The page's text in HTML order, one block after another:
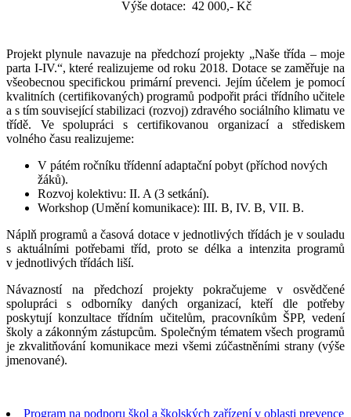
Výše dotace: 42 000,- Kč
Projekt plynule navazuje na předchozí projekty „Naše třída – moje
parta I-IV.“, které realizujeme od roku 2018. Dotace se zaměřuje na
všeobecnou specifickou primární prevenci. Jejím účelem je pomocí
kvalitních (certifikovaných) programů podpořit práci třídního učitele
a s tím související stabilizaci (rozvoj) zdravého sociálního klimatu ve
třídě. Ve spolupráci s certifikovanou organizací a střediskem
volného času realizujeme:
V pátém ročníku třídenní adaptační pobyt (příchod nových
žáků).
Rozvoj kolektivu: II. A (3 setkání).
Workshop (Umění komunikace): III. B, IV. B, VII. B.
Náplň programů a časová dotace v jednotlivých třídách je v souladu
s aktuálními potřebami tříd, proto se délka a intenzita programů
v jednotlivých třídách liší.
Návazností na předchozí projekty pokračujeme v osvědčené
spolupráci s odborníky daných organizací, kteří dle potřeby
poskytují konzultace třídním učitelům, pracovníkům ŠPP, vedení
školy a zákonným zástupcům. Společným tématem všech programů
je zkvalitňování komunikace mezi všemi zúčastněními strany (výše
jmenované).
Program na podporu škol a školských zařízení v oblasti prevence